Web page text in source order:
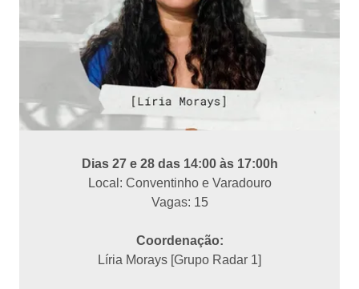
Dias 27 e 28 das 14:00 às 17:00h
Local: Conventinho e Varadouro
Vagas: 15
Coordenação:
Líria Morays [Grupo Radar 1]